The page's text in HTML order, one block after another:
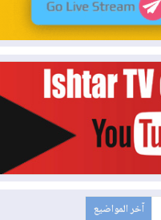
آخر المواضيع